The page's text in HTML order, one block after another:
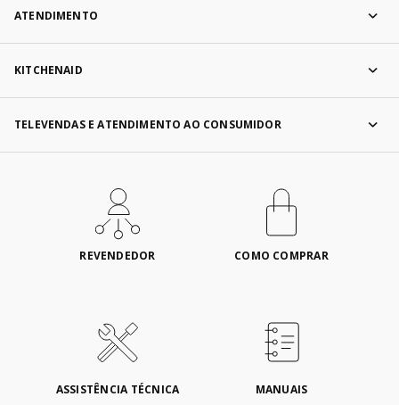
ATENDIMENTO
KITCHENAID
TELEVENDAS E ATENDIMENTO AO CONSUMIDOR
REVENDEDOR COMO COMPRAR
ASSISTÊNCIA TÉCNICA MANUAIS